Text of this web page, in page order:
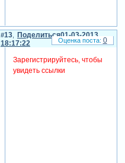
Поделиться
13
01-03-2013
18:17:22
Зарегистрируйтесь, чтобы
увидеть ссылки
0